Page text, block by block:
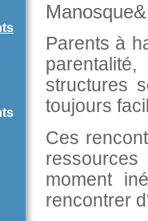
Parents à
structures
toujours
Ces
moment
rencontrer